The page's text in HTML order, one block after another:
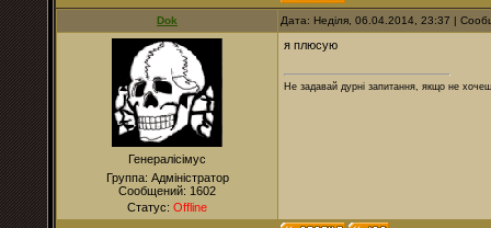
Dok Дата: Неділя, 06.04.2014, 23:37 |
Генералісімус
Группа: Адміністратор
Сообщений: 1602
Статус: Offline
я плюсую
Не задавай дурні запитання, якщо не